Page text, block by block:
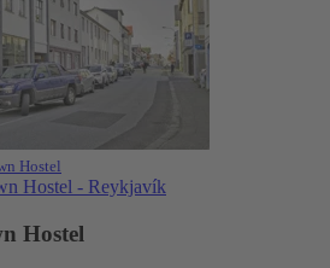
Hostel
Hostel - Reykjavík
Hostel